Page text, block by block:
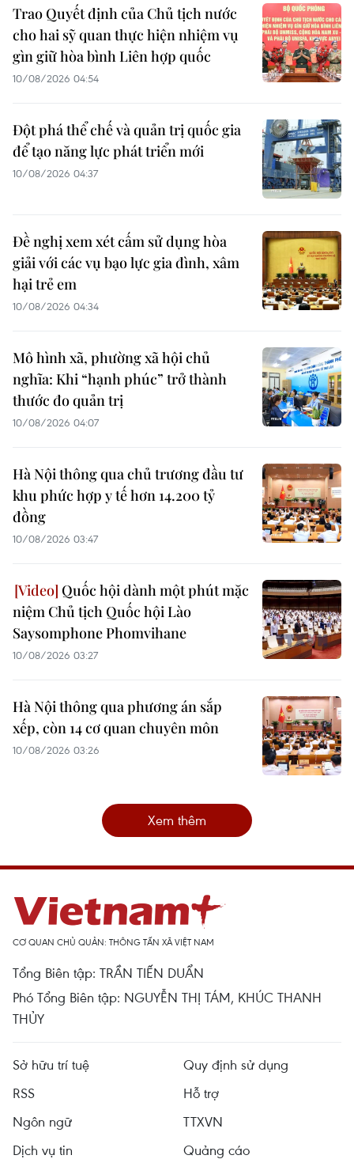
Trao Quyết định của Chủ tịch nước
cho hai sỹ quan thực hiện nhiệm vụ
gìn giữ hòa bình Liên hợp quốc
10/08/2026 04:54
Đột phá thể chế và quản trị quốc gia
để tạo năng lực phát triển mới
10/08/2026 04:37
Đề nghị xem xét cấm sử dụng hòa
giải với các vụ bạo lực gia đình, xâm
hại trẻ em
10/08/2026 04:34
Mô hình xã, phường xã hội chủ
nghĩa: Khi “hạnh phúc” trở thành
thước đo quản trị
10/08/2026 04:07
Hà Nội thông qua chủ trương đầu tư
khu phức hợp y tế hơn 14.200 tỷ
đồng
10/08/2026 03:47
Quốc hội dành một phút mặc
niệm Chủ tịch Quốc hội Lào
Saysomphone Phomvihane
10/08/2026 03:27
Hà Nội thông qua phương án sắp
xếp, còn 14 cơ quan chuyên môn
10/08/2026 03:26
Xem thêm
CƠ QUAN CHỦ QUẢN: THÔNG TẤN XÃ VIỆT NAM
Tổng Biên tập: TRẦN TIẾN DUẨN
Phó Tổng Biên tập: NGUYỄN THỊ TÁM, KHÚC THANH
THỦY
Sở hữu trí tuệ
Quy định sử dụng
RSS
Hỗ trợ
Ngôn ngữ
TTXVN
Dịch vụ tin
Quảng cáo